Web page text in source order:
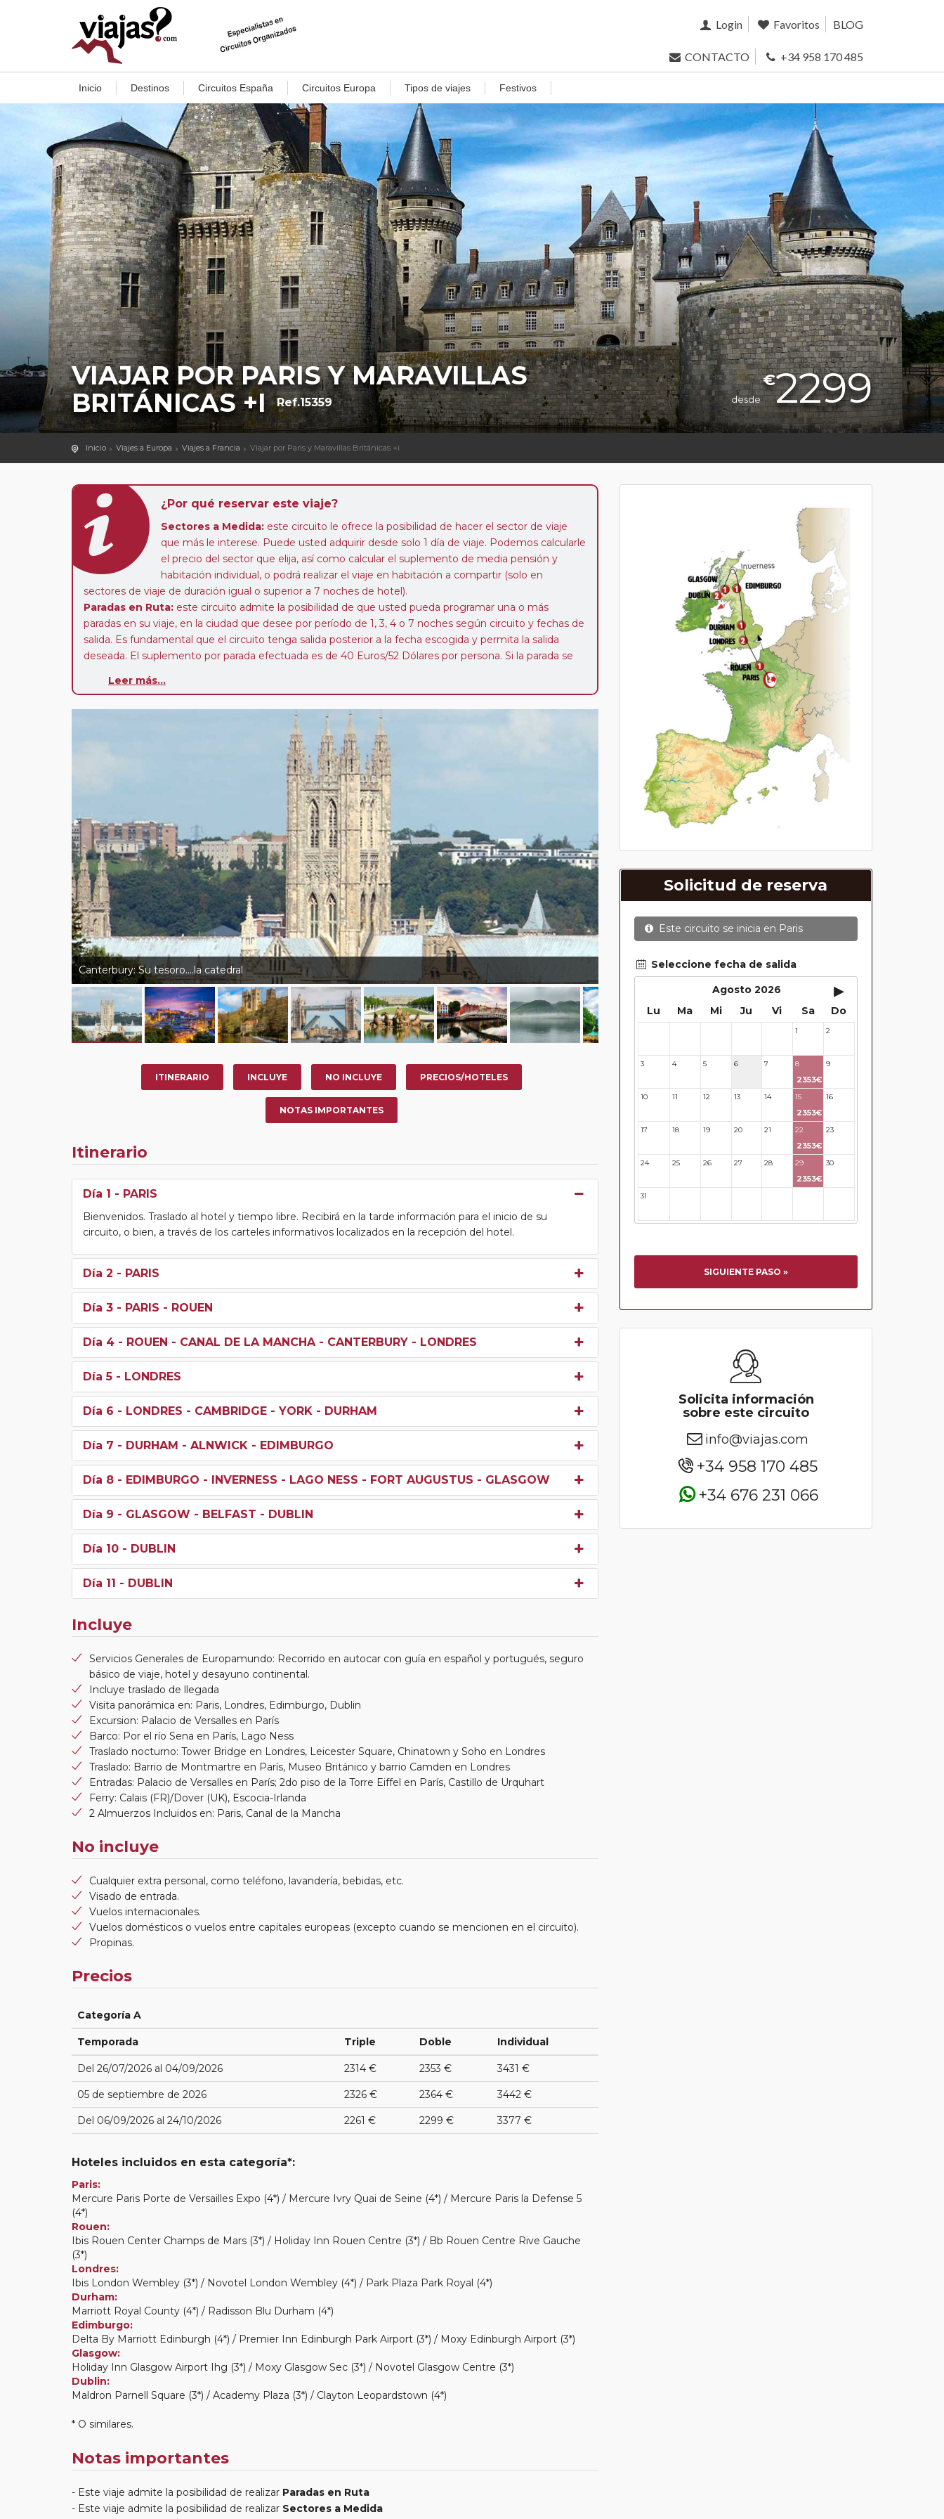
Login Favoritos BLOG
CONTACTO +34 958 170 485
Inicio Destinos Circuitos España Circuitos Europa Tipos de viajes Festivos
VIAJAR POR PARIS Y MARAVILLAS
BRITÁNICAS +I Ref.15359 desde
€2299
Inicio Viajes a Europa Viajes a Francia Viajar por Paris y Maravillas Británicas +i
¿Por qué reservar este viaje?
Sectores a Medida: este circuito le ofrece la posibilidad de hacer el sector de viaje
que más le interese. Puede usted adquirir desde solo 1 día de viaje. Podemos calcularle
el precio del sector que elija, así como calcular el suplemento de media pensión y
habitación individual, o podrá realizar el viaje en habitación a compartir (solo en
sectores de viaje de duración igual o superior a 7 noches de hotel).
Paradas en Ruta: este circuito admite la posibilidad de que usted pueda programar una o más
paradas en su viaje, en la ciudad que desee por período de 1, 3, 4 o 7 noches según circuito y fechas de
salida. Es fundamental que el circuito tenga salida posterior a la fecha escogida y permita la salida
deseada. El suplemento por parada efectuada es de 40 Euros/52 Dólares por persona. Si la parada se
Pasajero Club:este circuito, en cualquier época del año, ofrece a los pasajeros que ya hayan viajado
realiza tras rellenar el cuestionario de satisfacción en "Mi viaje") o los que estén en luna de miel
Leer más...
Canterbury: Su tesoro….la catedral
ITINERARIO INCLUYE NO INCLUYE PRECIOS/HOTELES
NOTAS IMPORTANTES
Itinerario
Día 1 - PARIS
Bienvenidos. Traslado al hotel y tiempo libre. Recibirá en la tarde información para el inicio de su
circuito, o bien, a través de los carteles informativos localizados en la recepción del hotel.
Día 2 - PARIS
Día 3 - PARIS - ROUEN
Día 4 - ROUEN - CANAL DE LA MANCHA - CANTERBURY - LONDRES
Día 5 - LONDRES
Día 6 - LONDRES - CAMBRIDGE - YORK - DURHAM
Día 7 - DURHAM - ALNWICK - EDIMBURGO
Día 8 - EDIMBURGO - INVERNESS - LAGO NESS - FORT AUGUSTUS - GLASGOW
Día 9 - GLASGOW - BELFAST - DUBLIN
Día 10 - DUBLIN
Día 11 - DUBLIN
Incluye
Servicios Generales de Europamundo: Recorrido en autocar con guía en español y portugués, seguro
básico de viaje, hotel y desayuno continental.
Incluye traslado de llegada
Visita panorámica en: Paris, Londres, Edimburgo, Dublin
Excursion: Palacio de Versalles en París
Barco: Por el río Sena en París, Lago Ness
Traslado nocturno: Tower Bridge en Londres, Leicester Square, Chinatown y Soho en Londres
Traslado: Barrio de Montmartre en París, Museo Británico y barrio Camden en Londres
Entradas: Palacio de Versalles en París; 2do piso de la Torre Eiffel en París, Castillo de Urquhart
Ferry: Calais (FR)/Dover (UK), Escocia-Irlanda
2 Almuerzos Incluidos en: Paris, Canal de la Mancha
No incluye
Cualquier extra personal, como teléfono, lavandería, bebidas, etc.
Visado de entrada.
Vuelos internacionales.
Vuelos domésticos o vuelos entre capitales europeas (excepto cuando se mencionen en el circuito).
Propinas.
Precios
Categoría A
Temporada Triple Doble Individual
Del 26/07/2026 al 04/09/2026 2314 € 2353 € 3431 €
05 de septiembre de 2026 2326 € 2364 € 3442 €
Del 06/09/2026 al 24/10/2026 2261 € 2299 € 3377 €
Hoteles incluidos en esta categoría*:
Paris:
Mercure Paris Porte de Versailles Expo (4*) / Mercure Ivry Quai de Seine (4*) / Mercure Paris la Defense 5
(4*)
Rouen:
Ibis Rouen Center Champs de Mars (3*) / Holiday Inn Rouen Centre (3*) / Bb Rouen Centre Rive Gauche
(3*)
Londres:
Ibis London Wembley (3*) / Novotel London Wembley (4*) / Park Plaza Park Royal (4*)
Durham:
Marriott Royal County (4*) / Radisson Blu Durham (4*)
Edimburgo:
Delta By Marriott Edinburgh (4*) / Premier Inn Edinburgh Park Airport (3*) / Moxy Edinburgh Airport (3*)
Glasgow:
Holiday Inn Glasgow Airport Ihg (3*) / Moxy Glasgow Sec (3*) / Novotel Glasgow Centre (3*)
Dublin:
Maldron Parnell Square (3*) / Academy Plaza (3*) / Clayton Leopardstown (4*)
* O similares.
Notas importantes
Este viaje admite la posibilidad de realizar Paradas en Ruta
Este viaje admite la posibilidad de realizar Sectores a Medida
Solicitud de reserva
Este circuito se inicia en Paris
Seleccione fecha de salida
Agosto 2026
▸
Lu Ma Mi Ju Vi Sa Do
1 2
3 4 5 6 7 8
2353€
9
10 11 12 13 14 15
2353€
16
17 18 19 20 21 22
2353€
23
24 25 26 27 28 29
2353€
30
31
SIGUIENTE PASO »
Solicita información
sobre este circuito
info@viajas.com
+34 958 170 485
+34 676 231 066